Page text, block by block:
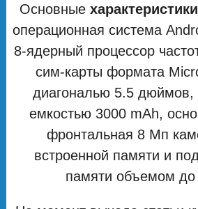
Основные
операционная система
8-ядерный процессор
сим-карты формата
диагональю 5.5 дюймов,
емкостью 3000 mAh,
фронтальная 8 Мп
встроенной памяти и
памяти объемом до